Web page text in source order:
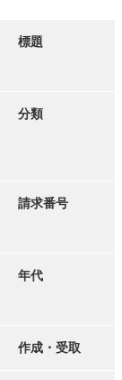
写真・絵はがき
標題
分類
請求番号
年代
作成・受取